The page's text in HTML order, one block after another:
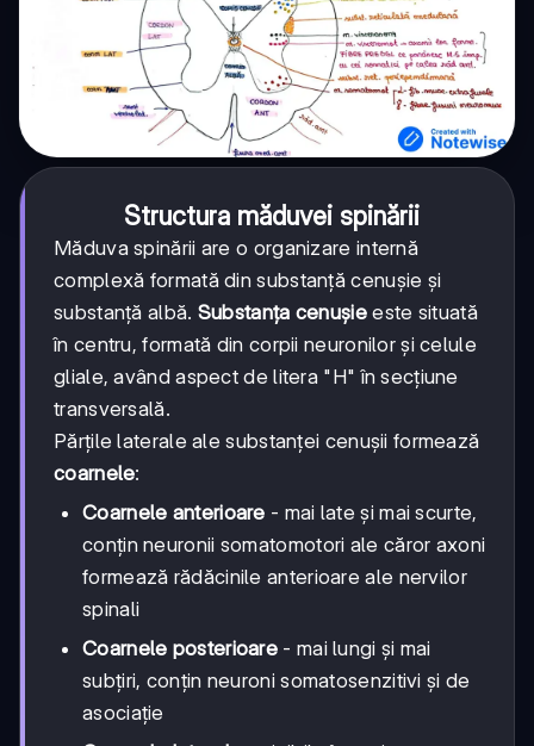
Structura măduvei spinării
Măduva spinării are o organizare internă
complexă formată din substanță cenușie și
substanță albă. Substanța cenușieeste situată
în centru, formată din corpii neuronilor și celule
gliale, având aspect de litera "H" în secțiune
transversală.
Părțile laterale ale substanței cenușii formează
coarnele:
Coarnele anterioare - mai late și mai scurte,
conțin neuronii somatomotori ale căror axoni
formează rădăcinile anterioare ale nervilor
spinali
Coarnele posterioare - mai lungi și mai
subțiri, conțin neuroni somatosenzitivi și de
asociație